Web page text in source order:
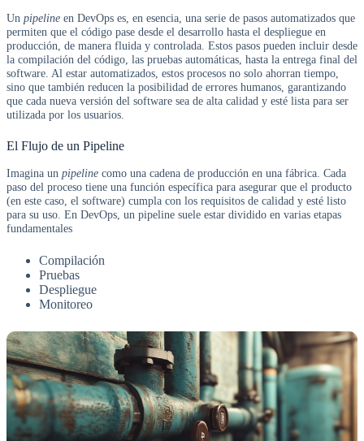
Un pipeline en DevOps es, en esencia, una serie de pasos automatizados que
permiten que el código pase desde el desarrollo hasta el despliegue en
producción, de manera fluida y controlada. Estos pasos pueden incluir desde
la compilación del código, las pruebas automáticas, hasta la entrega final del
software. Al estar automatizados, estos procesos no solo ahorran tiempo,
sino que también reducen la posibilidad de errores humanos, garantizando
que cada nueva versión del software sea de alta calidad y esté lista para ser
utilizada por los usuarios.
El Flujo de un Pipeline
Imagina un pipeline como una cadena de producción en una fábrica. Cada
paso del proceso tiene una función específica para asegurar que el producto
(en este caso, el software) cumpla con los requisitos de calidad y esté listo
para su uso. En DevOps, un pipeline suele estar dividido en varias etapas
fundamentales
Compilación
Pruebas
Despliegue
Monitoreo